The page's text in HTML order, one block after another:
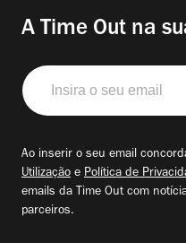
A Time Out na
Insira
o
seu
Ao inserir o seu email
Utilização e Política de
emails da Time Out com
parceiros.